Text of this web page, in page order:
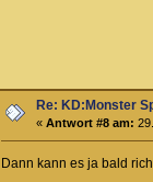
Re: KD:Monster
«Antwort #8 am:
Dann kann es ja bald